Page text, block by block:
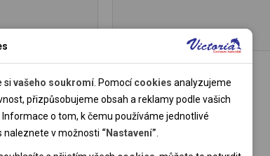
si vašeho soukromí . Pomocícookies analyzujeme
přizpůsobujeme obsah a reklamy podle vašich
o tom, k čemu používáme jednotlivé
naleznete v možnosti “Nastavení”
pomáhají, aby byla webová stránka použitelná
základní funkce jako navigace stránky a
zabezpečeným sekcím webové stránky. Webová
nemůže správně fungovat bez těchto cookies.